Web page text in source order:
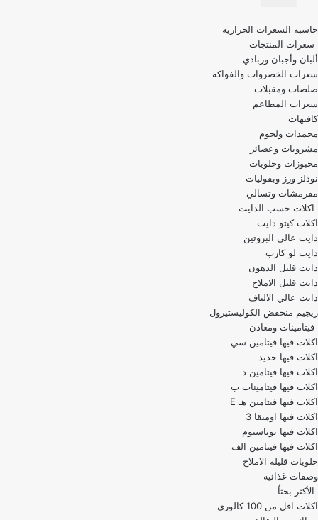
قائمة
التنقل
حاسبة السعرات الحرارية
سعرات المنتجات
ألبان وأجبان وزبادي
سعرات الخضروات والفواكه
صلصات ومقبلات
سعرات المطاعم
كافيهات
مجمدات ولحوم
مشروبات وعصائر
مخبوزات وحلويات
نودلز ورز وبقوليات
مقرمشات وتسالي
اكلات حسب الدايت
اكلات كيتو دايت
دايت عالي البروتين
دايت لو كارب
دايت قليل الدهون
دايت قليل الاملاح
دايت عالي الالياف
ريجيم منخفض الكوليستيرول
فيتامينات ومعادن
اكلات فيها فيتامين سي
اكلات فيها حديد
اكلات فيها فيتامين د
اكلات فيها فيتامينات ب
اكلات فيها فيتامين هـ E
اكلات فيها اوميقا 3
اكلات فيها بوتاسيوم
اكلات فيها فيتامين الف
حلويات قليلة الاملاح
وصفات غذائية
الأكثر بحثاُ
اكلات اقل من 100 كالوري